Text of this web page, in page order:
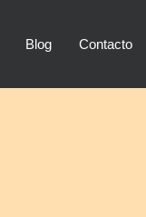
Blog Contacto